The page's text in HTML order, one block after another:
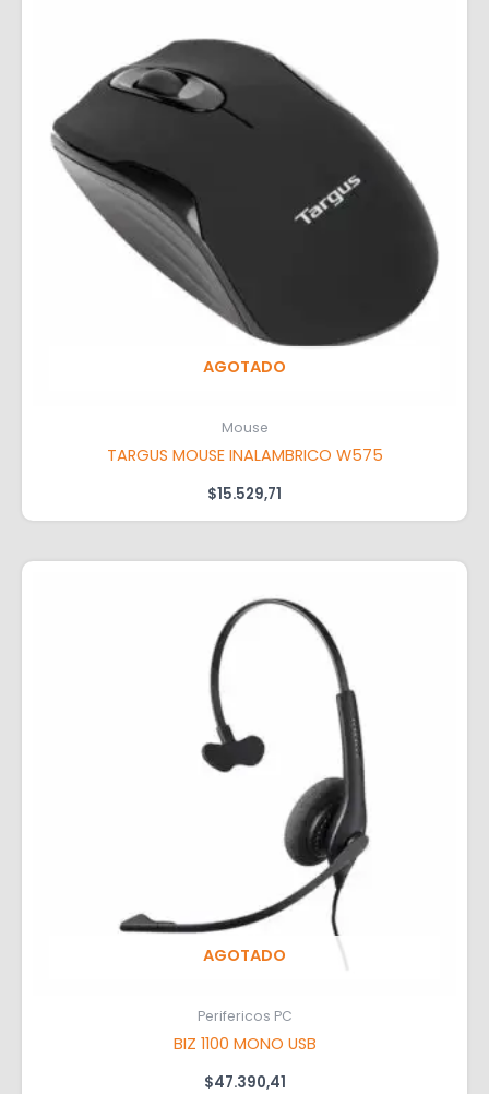
AGOTADO
Mouse
TARGUS MOUSE INALAMBRICO W575
$15.529,71
AGOTADO
Perifericos PC
BIZ 1100 MONO USB
$47.390,41